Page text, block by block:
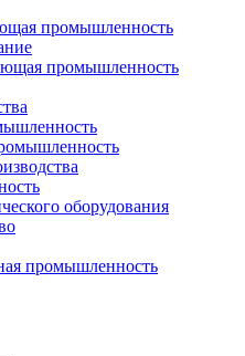
промышленность
промышленность
оборудования
промышленность